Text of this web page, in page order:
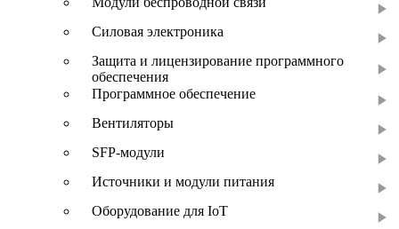
Силовая электроника
Защита и лицензирование программного
обеспечения
Программное обеспечение
Вентиляторы
SFP-модули
Источники и модули питания
Оборудование для IoT